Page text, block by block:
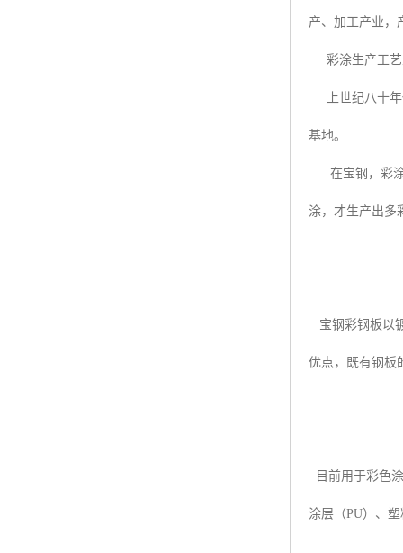
产、加工产业，
彩涂生产工艺
上世纪八十年
基地。
在宝钢，彩涂
涂，才生产出多
宝钢彩钢板以
优点，既有钢板
目前用于彩色
涂层（PU）、塑